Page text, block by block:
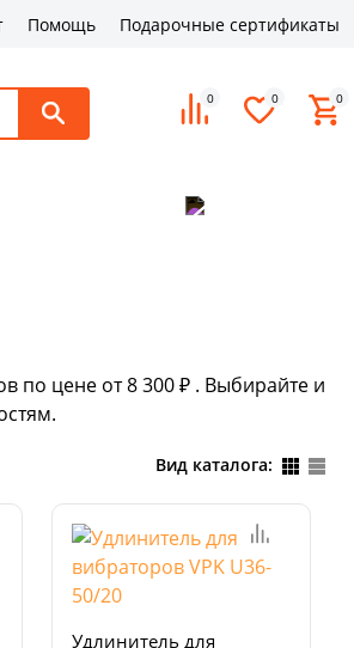
Помощь Подарочные сертификаты
0 0 0
по цене от 8 300 ₽ . Выбирайте и
Вид каталога:
Удлинитель для